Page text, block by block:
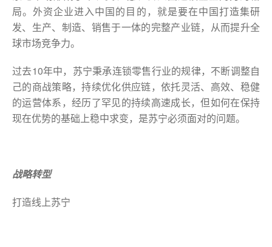
局。外资企业进入中国的目的，就是要在中国打造集研
发、生产、制造、销售于一体的完整产业链，从而提升全
球市场竞争力。
过去10年中，苏宁秉承连锁零售行业的规律，不断调整自
己的商战策略，持续优化供应链，依托灵活、高效、稳健
的运营体系，经历了罕见的持续高速成长，但如何在保持
现在优势的基础上稳中求变，是苏宁必须面对的问题。
战略转型
打造线上苏宁